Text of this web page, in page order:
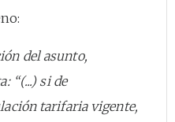
del asunto,
“(...) si de
tarifaria vigente,